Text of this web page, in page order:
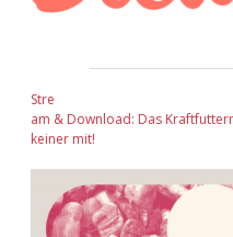
Stre
am & Download: Das
keiner mit!